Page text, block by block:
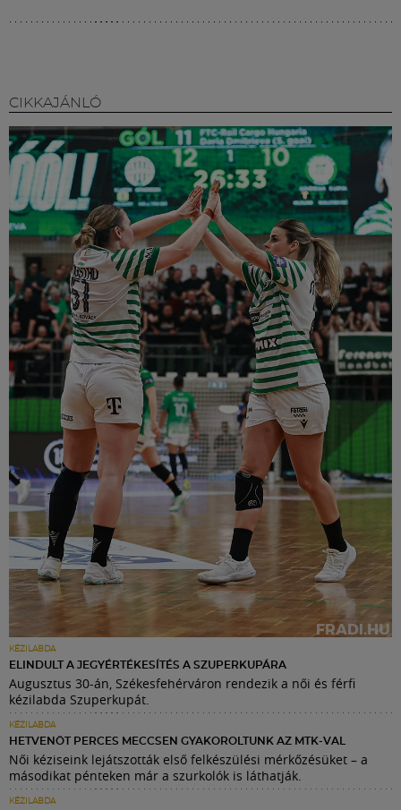
CIKKAJÁNLÓ
KÉZILABDA
ELINDULT A JEGYÉRTÉKESÍTÉS A SZUPERKUPÁRA
Augusztus 30-án, Székesfehérváron rendezik a női és férfi
kézilabda Szuperkupát.
KÉZILABDA
HETVENÖT PERCES MECCSEN GYAKOROLTUNK AZ MTK-VAL
Női kéziseink lejátszották első felkészülési mérkőzésüket – a
másodikat pénteken már a szurkolók is láthatják.
KÉZILABDA